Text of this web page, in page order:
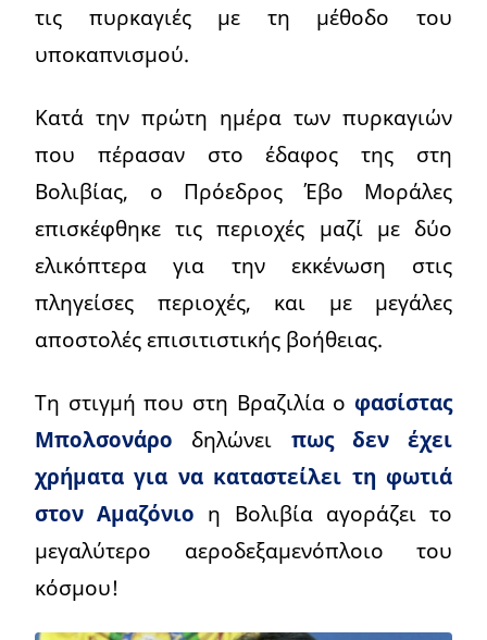
τις πυρκαγιές με τη μέθοδο του
υποκαπνισμού.
Κατά την πρώτη ημέρα των πυρκαγιών
που πέρασαν στο έδαφος της στη
Βολιβίας, ο Πρόεδρος Έβο Μοράλες
επισκέφθηκε τις περιοχές μαζί με δύο
ελικόπτερα για την εκκένωση στις
πληγείσες περιοχές, και με μεγάλες
αποστολές επισιτιστικής βοήθειας.
Τη στιγμή που στη Βραζιλία ο φασίστας
Μπολσονάρο δηλώνει πως δεν έχει
χρήματα για να καταστείλει τη φωτιά
στον Αμαζόνιο η Βολιβία αγοράζει το
μεγαλύτερο αεροδεξαμενόπλοιο του
κόσμου!